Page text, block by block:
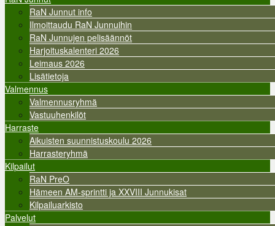
RaN Junnut info
Ilmoittaudu RaN Junnuihin
RaN Junnujen pelisäännöt
Harjoituskalenteri 2026
Leimaus 2026
Lisätietoja
Valmennus
Valmennusryhmä
Vastuuhenkilöt
Harraste
Aikuisten suunnistuskoulu 2026
Harrasteryhmä
Kilpailut
RaN PreO
Hämeen AM-sprintti ja XXVIII Junnukisat
Kilpailuarkisto
Palvelut